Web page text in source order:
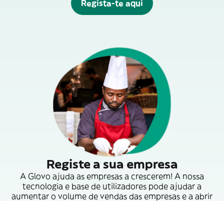
Regista-te aqui
Registe a sua empresa
A Glovo ajuda as empresas a crescerem! A nossa
tecnologia e base de utilizadores pode ajudar a
aumentar o volume de vendas das empresas e a abrir